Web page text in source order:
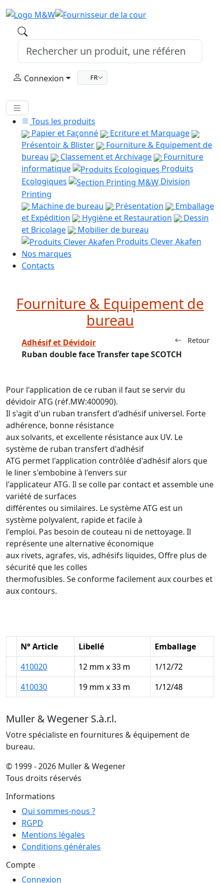
Connexion FR
Tous les produits
Papier et Façonné
Ecriture et Marquage
Présentoir & Blister
Fourniture & Equipement de
bureau
Classement et Archivage
Fourniture
informatique
Produits
Ecologiques
Division
Printing
Machine de bureau
Présentation
Emballage
et Expédition
Hygiène et Restauration
Dessin
et Bricolage
Mobilier de bureau
Produits Clever Akafen
Nos marques
Contacts
Fourniture & Equipement de
bureau
Retour
Adhésif et Dévidoir
Ruban double face Transfer tape SCOTCH
Pour l'application de ce ruban il faut se servir du
dévidoir ATG (réf.MW:400090).
Il s'agit d'un ruban transfert d'adhésif universel. Forte
adhérence, bonne résistance
aux solvants, et excellente résistance aux UV. Le
système de ruban transfert d'adhésif
ATG permet l'application contrôlée d'adhésif alors que
le liner s'embobine à l'envers sur
l'applicateur ATG. Il se colle par contact et assemble une
variété de surfaces
différentes ou similaires. Le système ATG est un
système polyvalent, rapide et facile à
l'emploi. Pas besoin de couteau ni de nettoyage. Il
représente une alternative économique
aux rivets, agrafes, vis, adhésifs liquides, Offre plus de
sécurité que les colles
thermofusibles. Se conforme facilement aux courbes et
aux contours.
N° Article Libellé
Emballage
410020
12 mm x 33 m
1/12/72
410030
19 mm x 33 m 1/12/48
Muller & Wegener S.à.r.l.
Votre spécialiste en fournitures & équipement de
bureau.
© 1999 - 2026 Muller & Wegener
Tous droits réservés
Informations
Qui sommes-nous ?
RGPD
Mentions légales
Conditions générales
Compte
Connexion